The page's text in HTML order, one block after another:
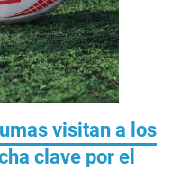
visitan a los
clave por el